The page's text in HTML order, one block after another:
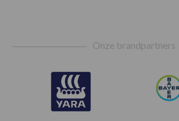
Onze brandpartners